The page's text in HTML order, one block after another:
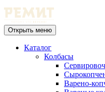
Открыть меню
Каталог
Колбасы
Варено-